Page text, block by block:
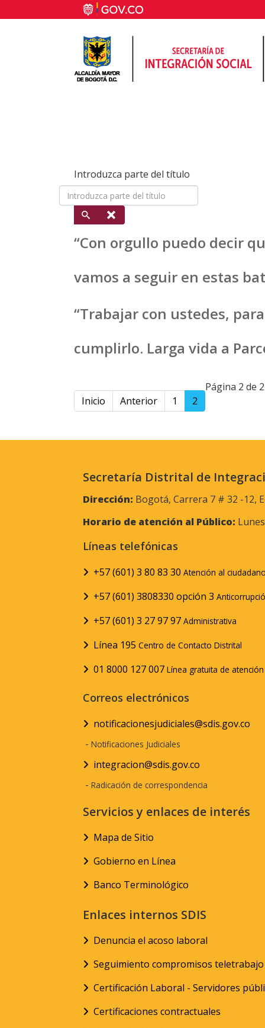
Introduzca parte del título
“Con orgullo puedo decir
vamos a seguir en estas
“Trabajar con ustedes,
cumplirlo. Larga vida a
Página 2 de 2
Inicio
Anterior 1 2
Secretaría Distrital de
Dirección: Bogotá, Carrera 7 # 32 -12,
Horario de atención al Público:
Líneas telefónicas
+57 (601) 3 80 83 30 Atención al
+57 (601) 3808330 opción 3
+57 (601) 3 27 97 97 Administrativa
Línea 195 Centro de Contacto Distrital
01 8000 127 007 Línea gratuita de
Correos electrónicos
notificacionesjudiciales@sdis.gov.co
- Notificaciones Judiciales
integracion@sdis.gov.co
- Radicación de correspondencia
Servicios y enlaces de interés
Mapa de Sitio
Gobierno en Línea
Banco Terminológico
Enlaces internos SDIS
Denuncia el acoso laboral
Seguimiento compromisos teletrabajo
Certificación Laboral - Servidores
Certificaciones contractuales